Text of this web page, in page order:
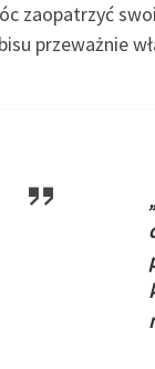
zaopatrzyć
przeważnie